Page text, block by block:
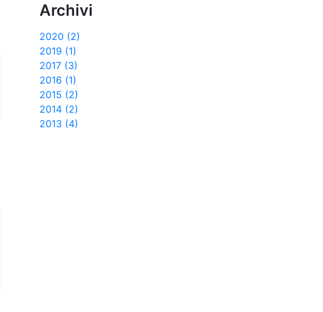
Archivi
2020 (2)
2019 (1)
2017 (3)
2016 (1)
2015 (2)
2014 (2)
2013 (4)